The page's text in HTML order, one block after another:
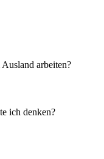
arbeiten?
ich denken?